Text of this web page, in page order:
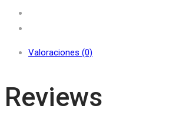
Valoraciones (0)
Reviews